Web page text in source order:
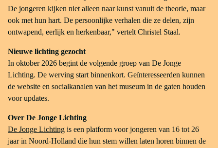
De jongeren kijken niet alleen naar kunst vanuit de theorie, maar
ook met hun hart. De persoonlijke verhalen die ze delen, zijn
ontwapend, eerlijk en herkenbaar," vertelt Christel Staal.
Nieuwe lichting gezocht
In oktober 2026 begint de volgende groep van De Jonge
Lichting. De werving start binnenkort. Geïnteresseerden kunnen
de website en socialkanalen van het museum in de gaten houden
voor updates.
Over De Jonge Lichting
De Jonge Lichting is een platform voor jongeren van 16 tot 26
jaar in Noord-Holland die hun stem willen laten horen binnen de